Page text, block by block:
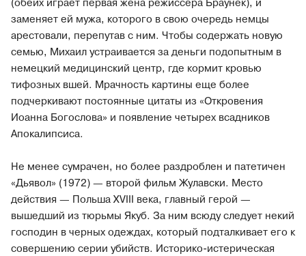
(обеих играет первая жена режиссера Браунек), и
заменяет ей мужа, которого в свою очередь немцы
арестовали, перепутав с ним. Чтобы содержать новую
семью, Михаил устраивается за деньги подопытным в
немецкий медицинский центр, где кормит кровью
тифозных вшей. Мрачность картины еще более
подчеркивают постоянные цитаты из «Откровения
Иоанна Богослова» и появление четырех всадников
Апокалипсиса.
Не менее сумрачен, но более раздроблен и патетичен
«Дьявол» (1972) — второй фильм Жулавски. Место
действия — Польша XVIII века, главный герой —
вышедший из тюрьмы Якуб. За ним всюду следует некий
господин в черных одеждах, который подталкивает его к
совершению серии убийств. Историко-истерическая